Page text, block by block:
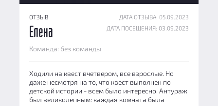
ОТЗЫВ
ДАТА ОТЗЫВА: 05.09.2023
ДАТА ПОСЕЩЕНИЯ: 03.09.2023
Елена
Команда: без команды
Ходили на квест вчетвером, все взрослые. Но
даже несмотря на то, что квест выполнен по
детской истории - всем было интересно. Антураж
был великолепным: каждая комната была